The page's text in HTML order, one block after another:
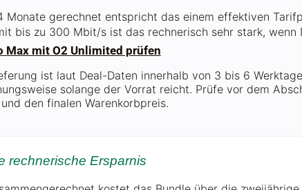
Monate gerechnet entspricht das einem effektiven
bis zu 300 Mbit/s ist das rechnerisch sehr stark, wenn
Max mit O2 Unlimited prüfen
ist laut Deal-Daten innerhalb von 3 bis 6
solange der Vorrat reicht. Prüfe vor dem
den finalen Warenkorbpreis.
rechnerische Ersparnis